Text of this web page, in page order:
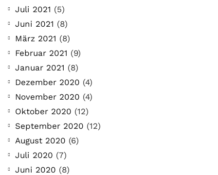
Juli 2021 (5)
Juni 2021 (8)
März 2021 (8)
Februar 2021 (9)
Januar 2021 (8)
Dezember 2020 (4)
November 2020 (4)
Oktober 2020 (12)
September 2020 (12)
August 2020 (6)
Juli 2020 (7)
Juni 2020 (8)